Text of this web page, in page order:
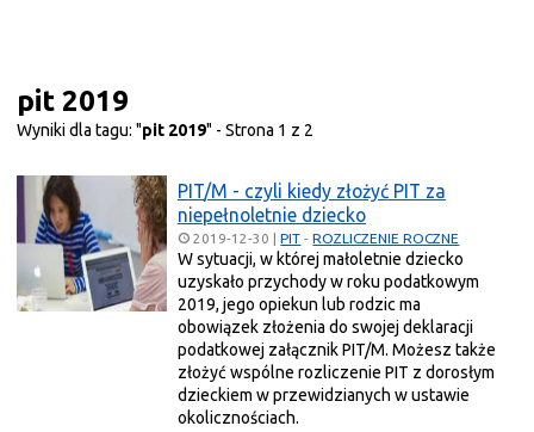
pit 2019
Wyniki dla tagu: "pit 2019" - Strona 1 z 2
PIT/M - czyli kiedy złożyć PIT za
niepełnoletnie dziecko
2019-12-30 |PIT -ROZLICZENIE ROCZNE
W sytuacji, w której małoletnie dziecko
uzyskało przychody w roku podatkowym
2019, jego opiekun lub rodzic ma
obowiązek złożenia do swojej deklaracji
podatkowej załącznik PIT/M. Możesz także
złożyć wspólne rozliczenie PIT z dorosłym
dzieckiem w przewidzianych w ustawie
okolicznościach.